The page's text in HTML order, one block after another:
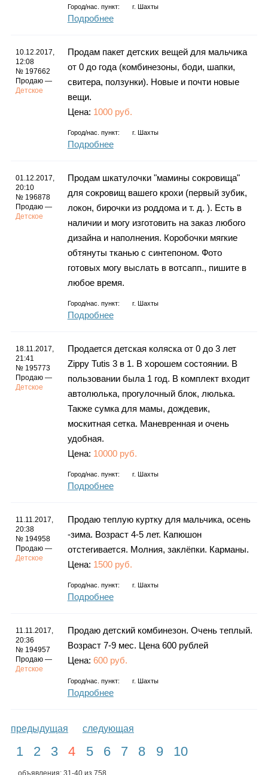
Город/нас. пункт: г. Шахты
Подробнее
10.12.2017,
12:08
№ 197662
Продаю —
Детское
Продам пакет детских вещей для мальчика
от 0 до года (комбинезоны, боди, шапки,
свитера, ползунки). Новые и почти новые
вещи.
Цена: 1000 руб.
Город/нас. пункт: г. Шахты
Подробнее
01.12.2017,
20:10
№ 196878
Продаю —
Детское
Продам шкатулочки "мамины сокровища"
для сокровищ вашего крохи (первый зубик,
локон, бирочки из роддома и т. д. ). Есть в
наличии и могу изготовить на заказ любого
дизайна и наполнения. Коробочки мягкие
обтянуты тканью с синтепоном. Фото
готовых могу выслать в вотсапп., пишите в
любое время.
Город/нас. пункт: г. Шахты
Подробнее
18.11.2017,
21:41
№ 195773
Продаю —
Детское
Продается детская коляска от 0 до 3 лет
Zippy Tutis 3 в 1. В хорошем состоянии. В
пользовании была 1 год. В комплект входит
автолюлька, прогулочный блок, люлька.
Также сумка для мамы, дождевик,
москитная сетка. Маневренная и очень
удобная.
Цена: 10000 руб.
Город/нас. пункт: г. Шахты
Подробнее
11.11.2017,
20:38
№ 194958
Продаю —
Детское
Продаю теплую куртку для мальчика, осень
-зима. Возраст 4-5 лет. Капюшон
отстегивается. Молния, заклёпки. Карманы.
Цена: 1500 руб.
Город/нас. пункт: г. Шахты
Подробнее
11.11.2017,
20:36
№ 194957
Продаю —
Детское
Продаю детский комбинезон. Очень теплый.
Возраст 7-9 мес. Цена 600 рублей
Цена: 600 руб.
Город/нас. пункт: г. Шахты
Подробнее
предыдущая следующая
1 2 3 4 5 6 7 8 9 10